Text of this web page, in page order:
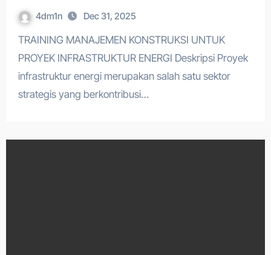
4dm1n Dec 31, 2025
TRAINING MANAJEMEN KONSTRUKSI UNTUK
PROYEK INFRASTRUKTUR ENERGI Deskripsi Proyek
infrastruktur energi merupakan salah satu sektor
strategis yang berkontribusi…